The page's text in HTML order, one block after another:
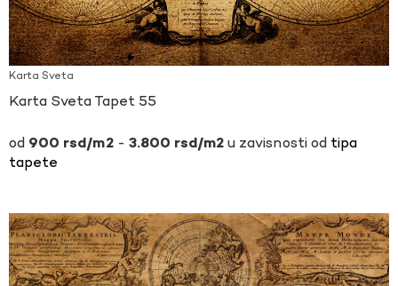
Karta Sveta
Karta Sveta Tapet 55
900 rsd - 3.800 rsd u zavisnosti od tipa
tapete